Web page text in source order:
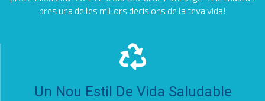
pres una de les millors decisions de la teva vida!
Un Nou Estil De Vida Saludable